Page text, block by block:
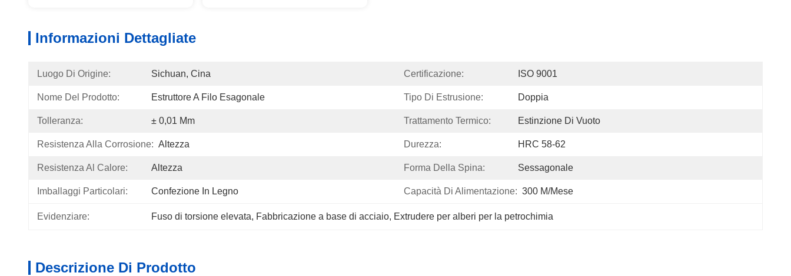
Informazioni Dettagliate
Luogo Di Origine: Sichuan, Cina Certificazione: ISO 9001
Nome Del Prodotto: Estruttore A Filo Esagonale Tipo Di Estrusione: Doppia
Tolleranza: ± 0,01 Mm Trattamento Termico: Estinzione Di Vuoto
Resistenza Alla Corrosione: Altezza Durezza: HRC 58-62
Resistenza Al Calore: Altezza Forma Della Spina: Sessagonale
Imballaggi Particolari: Confezione In Legno Capacità Di Alimentazione: 300 M/mese
Evidenziare: Fuso di torsione elevata, Fabbricazione a base di acciaio, Extrudere per alberi per la petrochimia
Descrizione Di Prodotto